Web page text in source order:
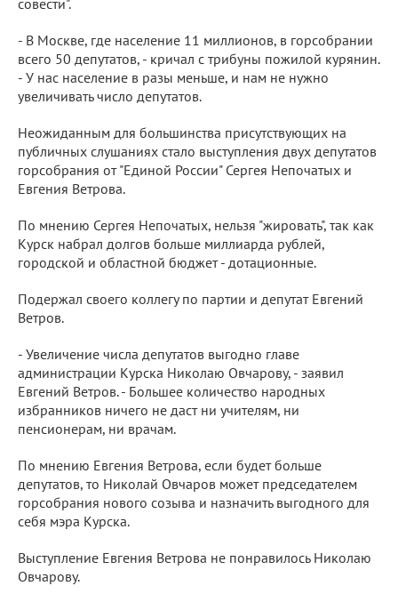
- В Москве, где население 11 миллионов, в горсобрании
всего 50 депутатов, - кричал с трибуны пожилой курянин.
- У нас население в разы меньше, и нам не нужно
увеличивать число депутатов.
Неожиданным для большинства присутствующих на
публичных слушаниях стало выступления двух депутатов
горсобрания от "Единой России" Сергея Непочатых и
Евгения Ветрова.
По мнению Сергея Непочатых, нельзя "жировать", так как
Курск набрал долгов больше миллиарда рублей,
городской и областной бюджет - дотационные.
Подержал своего коллегу по партии и депутат Евгений
Ветров.
- Увеличение числа депутатов выгодно главе
администрации Курска Николаю Овчарову, - заявил
Евгений Ветров. - Большее количество народных
избранников ничего не даст ни учителям, ни
пенсионерам, ни врачам.
По мнению Евгения Ветрова, если будет больше
депутатов, то Николай Овчаров может председателем
горсобрания нового созыва и назначить выгодного для
себя мэра Курска.
Выступление Евгения Ветрова не понравилось Николаю
Овчарову.